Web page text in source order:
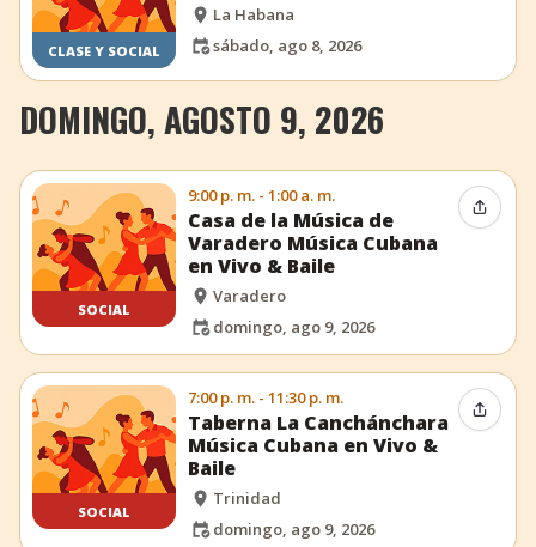
CLASE Y SOCIAL
La Habana
sábado, ago 8, 2026
DOMINGO, AGOSTO 9, 2026
SOCIAL
9:00 p. m. - 1:00 a. m.
Casa de la Música de
Varadero Música Cubana
en Vivo & Baile
Varadero
domingo, ago 9, 2026
SOCIAL
7:00 p. m. - 11:30 p. m.
Taberna La Canchánchara
Música Cubana en Vivo &
Baile
Trinidad
domingo, ago 9, 2026